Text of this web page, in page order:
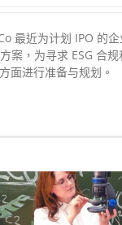
最近为计划 IPO 的
案，为寻求 ESG 合
面进行准备与规划。